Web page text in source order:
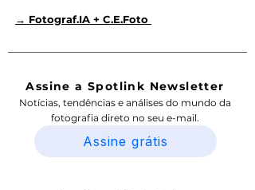
→ Fotograf.IA + C.E.Foto
Assine a Spotlink Newsletter
Notícias, tendências e análises do mundo da
fotografia direto no seu e-mail.
Assine grátis